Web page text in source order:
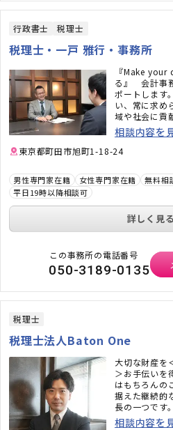
行政書士 税理士
税理士・一戸 雅行・事務所
『Make
る』 会計事
ポートします
い、常に求め
域や社会に貢
相談内容を
東京都町田市旭町1-18-24
男性専門家在籍 女性専門家在籍 無料相
平日19時以降相談可
詳しく見る
この事務所の電話番号
050-3189-0135
税理士
税理士法人Baton One
大切な財産を
＞お手伝いを
はもちろんの
据えた継続的
長の一つです
ワンストップ
相談内容を